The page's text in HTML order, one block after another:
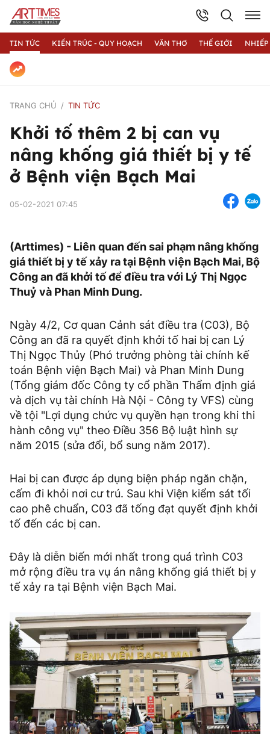
TIN TỨC KIẾN TRÚC - QUY HOẠCH VĂN THƠ THẾ GIỚI
TRANG CHỦ TIN TỨC
Khởi tố thêm 2 bị can vụ
nâng khống giá thiết bị y tế
ở Bệnh viện Bạch Mai
05-02-2021 07:45
(Arttimes) - Liên quan đến sai phạm nâng khống
giá thiết bị y tế xảy ra tại Bệnh viện Bạch Mai, Bộ
Công an đã khởi tố để điều tra với Lý Thị Ngọc
Thuỷ và Phan Minh Dung.
Ngày 4/2, Cơ quan Cảnh sát điều tra (C03), Bộ
Công an đã ra quyết định khởi tố hai bị can Lý
Thị Ngọc Thủy (Phó trưởng phòng tài chính kế
toán Bệnh viện Bạch Mai) và Phan Minh Dung
(Tổng giám đốc Công ty cổ phần Thẩm định giá
và dịch vụ tài chính Hà Nội - Công ty VFS) cùng
về tội "Lợi dụng chức vụ quyền hạn trong khi thi
hành công vụ" theo Điều 356 Bộ luật hình sự
năm 2015 (sửa đổi, bổ sung năm 2017).
Hai bị can được áp dụng biện pháp ngăn chặn,
cấm đi khỏi nơi cư trú. Sau khi Viện kiểm sát tối
cao phê chuẩn, C03 đã tống đạt quyết định khởi
tố đến các bị can.
Đây là diễn biến mới nhất trong quá trình C03
mở rộng điều tra vụ án nâng khống giá thiết bị y
tế xảy ra tại Bệnh viện Bạch Mai.